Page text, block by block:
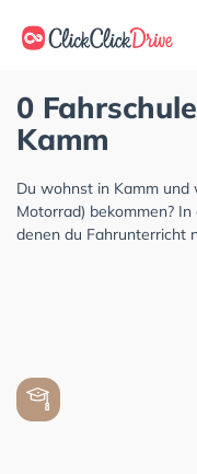
0
Kamm
Du wohnst in Kamm und
Motorrad) bekommen?
denen du Fahrunterricht